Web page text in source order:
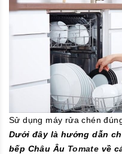
Sử dụng máy rửa chén
Dưới đây là hướng dẫn
bếp Châu Âu Tomate về